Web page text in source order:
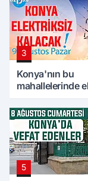
3
Konya'nın bu
mahallelerinde
Pazar
5